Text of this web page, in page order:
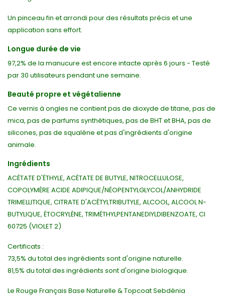
Un pinceau fin et arrondi pour des résultats précis et une
application sans effort.
Longue durée de vie
97,2% de la manucure est encore intacte après 6 jours - Testé
par 30 utilisateurs pendant une semaine.
Beauté propre et végétalienne
Ce vernis à ongles ne contient pas de dioxyde de titane, pas de
mica, pas de parfums synthétiques, pas de BHT et BHA, pas de
silicones, pas de squalène et pas d'ingrédients d'origine
animale.
Ingrédients
ACÉTATE D'ÉTHYLE, ACÉTATE DE BUTYLE, NITROCELLULOSE,
COPOLYMÈRE ACIDE ADIPIQUE/NÉOPENTYLGLYCOL/ANHYDRIDE
TRIMELLITIQUE, CITRATE D'ACÉTYLTRIBUTYLE, ALCOOL, ALCOOL N-
BUTYLIQUE, ÉTOCRYLÈNE, TRIMÉTHYLPENTANEDIYLDIBENZOATE, CI
60725 (VIOLET 2)
Certificats :
73,5% du total des ingrédients sont d'origine naturelle.
81,5% du total des ingrédients sont d'origine biologique.
Le Rouge Français Base Naturelle & Topcoat Sebdénia